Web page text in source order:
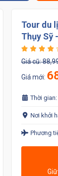
Tour du
Thụy Sỹ
Giá cũ:
Giá mới:
Thời gian:
Nơi khởi
Phương